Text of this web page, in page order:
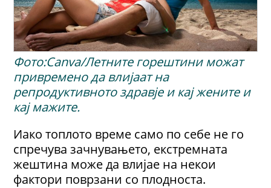
Фото:Canva/Летните горештини можат
привремено да влијаат на
репродуктивното здравје и кај жените и
кај мажите.
Иако топлото време само по себе не го
спречува зачнувањето, екстремната
жештина може да влијае на некои
фактори поврзани со плодноста.